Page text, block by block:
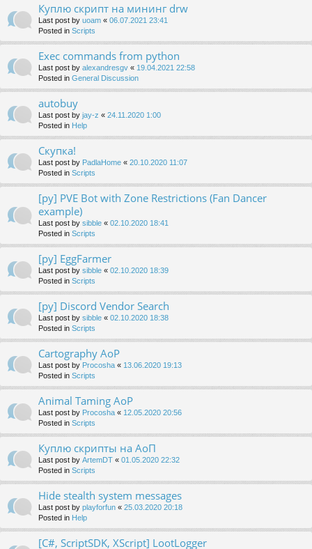
Куплю скрипт на мининг drw
Last post by uoam « 06.07.2021 23:41
Posted in Scripts
Exec commands from python
Last post by alexandresgv « 19.04.2021 22:58
Posted in General Discussion
autobuy
Last post by jay-z « 24.11.2020 1:00
Posted in Help
Скупка!
Last post by PadlaHome « 20.10.2020 11:07
Posted in Scripts
[py] PVE Bot with Zone Restrictions (Fan Dancer
example)
Last post by sibble « 02.10.2020 18:41
Posted in Scripts
[py] EggFarmer
Last post by sibble « 02.10.2020 18:39
Posted in Scripts
[py] Discord Vendor Search
Last post by sibble « 02.10.2020 18:38
Posted in Scripts
Cartography AoP
Last post by Procosha « 13.06.2020 19:13
Posted in Scripts
Animal Taming AoP
Last post by Procosha « 12.05.2020 20:56
Posted in Scripts
Куплю скрипты на АоП
Last post by ArtemDT « 01.05.2020 22:32
Posted in Scripts
Hide stealth system messages
Last post by playforfun « 25.03.2020 20:18
Posted in Help
[C#, ScriptSDK, XScript] LootLogger